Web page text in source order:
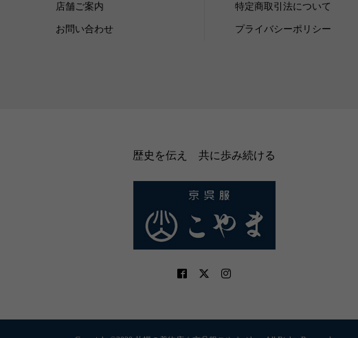
店舗ご案内
お問い合わせ
特定商取引法について
プライバシーポリシー
歴史を伝え 共に歩み続ける